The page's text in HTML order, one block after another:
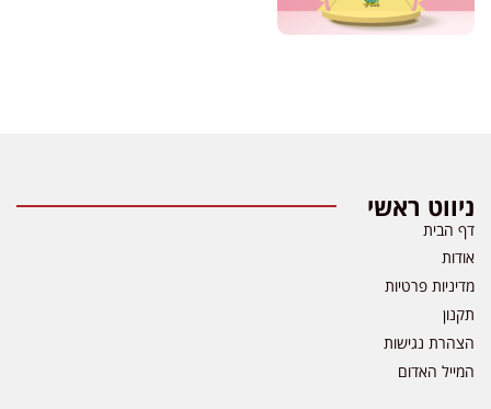
ניווט ראשי
דף הבית
אודות
מדיניות פרטיות
תקנון
הצהרת נגישות
המייל האדום